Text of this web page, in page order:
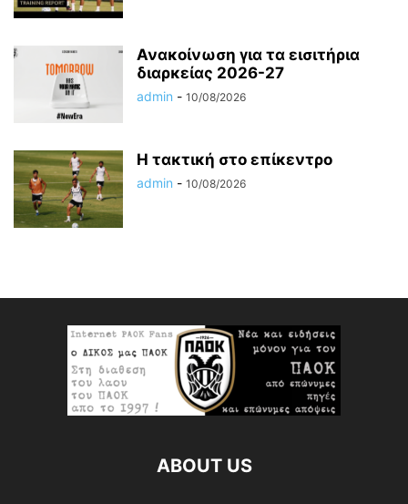
Ανακοίνωση για τα εισιτήρια
διαρκείας 2026-27
admin - 10/08/2026
Η τακτική στο επίκεντρο
admin - 10/08/2026
ABOUT US